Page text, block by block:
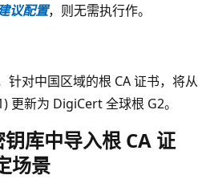
议配置，则无需执行作。
针对中国区域的根 CA 证书，将从
更新为 DigiCert 全球根 G2。
库中导入根 CA 证
场景